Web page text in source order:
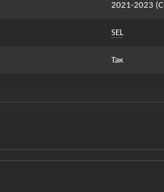
2021-2023
SEL
Так